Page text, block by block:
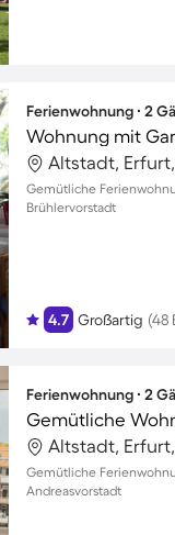
Ferienwohnung ∙ 2
Wohnung mit
Altstadt,
Gemütliche
Brühlervorstadt
4.7 Großartig (48
Ferienwohnung ∙ 2
Gemütliche
Altstadt,
Gemütliche
Andreasvorstadt